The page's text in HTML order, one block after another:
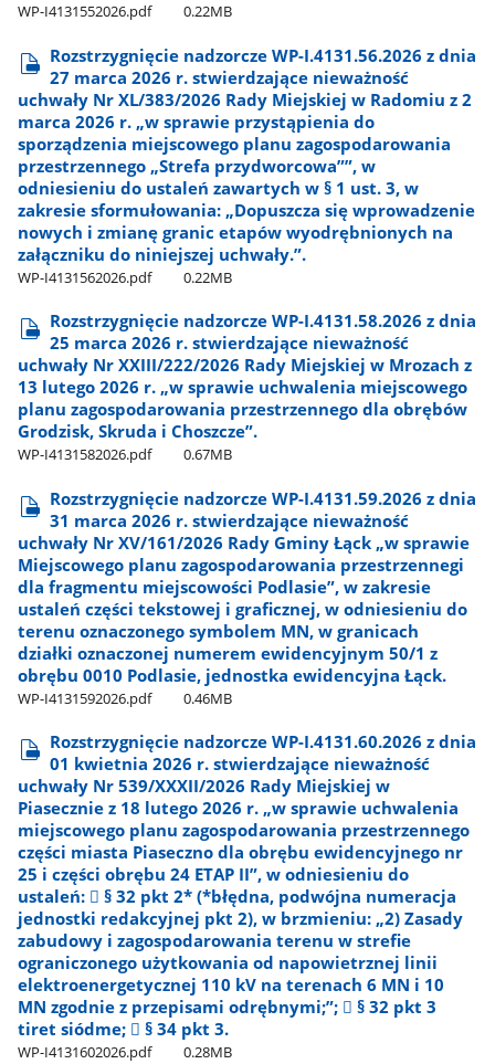
WP-I4131552026.pdf 0.22MB
Rozstrzygnięcie nadzorcze WP-I.4131.56.2026 z dnia
27 marca 2026 r. stwierdzające nieważność
uchwały Nr XL/383/2026 Rady Miejskiej w Radomiu z 2
marca 2026 r. „w sprawie przystąpienia do
sporządzenia miejscowego planu zagospodarowania
przestrzennego „Strefa przydworcowa””, w
odniesieniu do ustaleń zawartych w § 1 ust. 3, w
zakresie sformułowania: „Dopuszcza się wprowadzenie
nowych i zmianę granic etapów wyodrębnionych na
załączniku do niniejszej uchwały.”.
WP-I4131562026.pdf 0.22MB
Rozstrzygnięcie nadzorcze WP-I.4131.58.2026 z dnia
25 marca 2026 r. stwierdzające nieważność
uchwały Nr XXIII/222/2026 Rady Miejskiej w Mrozach z
13 lutego 2026 r. „w sprawie uchwalenia miejscowego
planu zagospodarowania przestrzennego dla obrębów
Grodzisk, Skruda i Choszcze”.
WP-I4131582026.pdf 0.67MB
Rozstrzygnięcie nadzorcze WP-I.4131.59.2026 z dnia
31 marca 2026 r. stwierdzające nieważność
uchwały Nr XV/161/2026 Rady Gminy Łąck „w sprawie
Miejscowego planu zagospodarowania przestrzennegi
dla fragmentu miejscowości Podlasie”, w zakresie
ustaleń części tekstowej i graficznej, w odniesieniu do
terenu oznaczonego symbolem MN, w granicach
działki oznaczonej numerem ewidencyjnym 50/1 z
obrębu 0010 Podlasie, jednostka ewidencyjna Łąck.
WP-I4131592026.pdf 0.46MB
Rozstrzygnięcie nadzorcze WP-I.4131.60.2026 z dnia
01 kwietnia 2026 r. stwierdzające nieważność
uchwały Nr 539/XXXII/2026 Rady Miejskiej w
Piasecznie z 18 lutego 2026 r. „w sprawie uchwalenia
miejscowego planu zagospodarowania przestrzennego
części miasta Piaseczno dla obrębu ewidencyjnego nr
25 i części obrębu 24 ETAP II”, w odniesieniu do
ustaleń:  § 32 pkt 2* (*błędna, podwójna numeracja
jednostki redakcyjnej pkt 2), w brzmieniu: „2) Zasady
zabudowy i zagospodarowania terenu w strefie
ograniczonego użytkowania od napowietrznej linii
elektroenergetycznej 110 kV na terenach 6 MN i 10
MN zgodnie z przepisami odrębnymi;”;  § 32 pkt 3
tiret siódme;  § 34 pkt 3.
WP-I4131602026.pdf 0.28MB